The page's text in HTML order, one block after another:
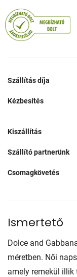
Szállítás díja
Kézbesítés
Kiszállítás
Szállító partnerünk
Csomagkövetés
Ismertető
Dolce and
méretben. Női
amely remekül illik